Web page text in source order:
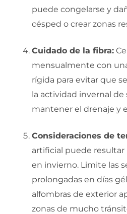
puede congelarse y
césped o crear zonas
Cuidado de la fibra:
mensualmente con
rígida para evitar que
la actividad invernal de
mantener el drenaje y
Consideraciones de
artificial puede resultar
en invierno. Limite las
prolongadas en días
alfombras de exterior
zonas de mucho